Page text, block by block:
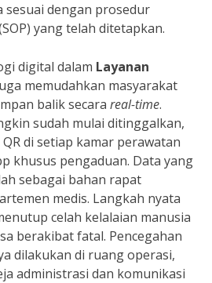
sesuai dengan prosedur
yang telah ditetapkan.
digital dalam Layanan
memudahkan masyarakat
balik secara real-time.
sudah mulai ditinggalkan,
di setiap kamar perawatan
khusus pengaduan. Data yang
sebagai bahan rapat
medis. Langkah nyata
celah kelalaian manusia
berakibat fatal. Pencegahan
dilakukan di ruang operasi,
administrasi dan komunikasi